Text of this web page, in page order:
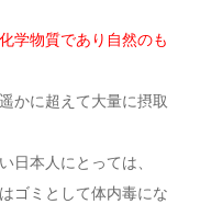
学物質であり自然のも
かに超えて大量に摂取
日本人にとっては、
ゴミとして体内毒にな